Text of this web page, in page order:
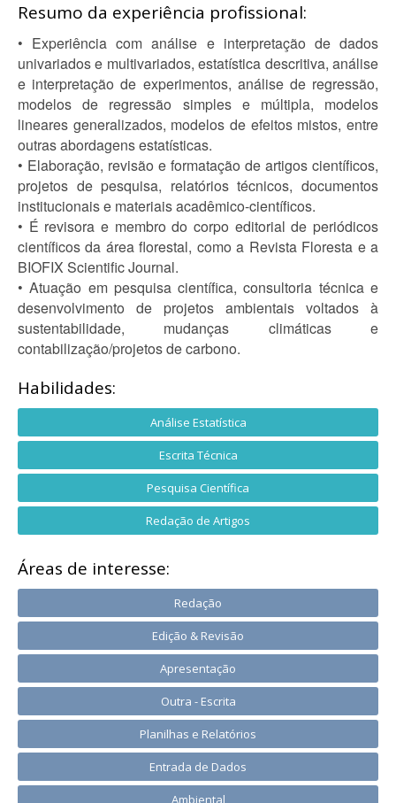
Resumo da experiência profissional:
• Experiência com análise e interpretação de dados
univariados e multivariados, estatística descritiva, análise
e interpretação de experimentos, análise de regressão,
modelos de regressão simples e múltipla, modelos
lineares generalizados, modelos de efeitos mistos, entre
outras abordagens estatísticas.
• Elaboração, revisão e formatação de artigos científicos,
projetos de pesquisa, relatórios técnicos, documentos
institucionais e materiais acadêmico-científicos.
• É revisora e membro do corpo editorial de periódicos
científicos da área florestal, como a Revista Floresta e a
BIOFIX Scientific Journal.
• Atuação em pesquisa científica, consultoria técnica e
desenvolvimento de projetos ambientais voltados à
sustentabilidade, mudanças climáticas e
contabilização/projetos de carbono.
Habilidades:
Análise Estatística
Escrita Técnica
Pesquisa Científica
Redação de Artigos
Áreas de interesse:
Redação
Edição & Revisão
Apresentação
Outra - Escrita
Planilhas e Relatórios
Entrada de Dados
Ambiental